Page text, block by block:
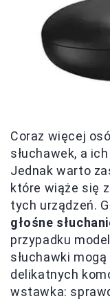
Coraz więcej
słuchawek, a
Jednak warto
które wiąże się
tych urządzeń.
głośne
przypadku
słuchawki
delikatnych
wstawka: